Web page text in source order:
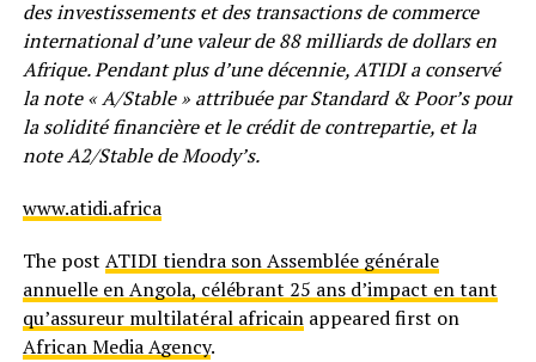
des investissements et des transactions de commerce
international d’une valeur de 88 milliards de dollars en
Afrique. Pendant plus d’une décennie, ATIDI a conservé
la note « A/Stable » attribuée par Standard & Poor’s pour
la solidité financière et le crédit de contrepartie, et la
note A2/Stable de Moody’s.
www.atidi.africa
The post ATIDI tiendra son Assemblée générale
annuelle en Angola, célébrant 25 ans d’impact en tant
qu’assureur multilatéral africainappeared first on
African Media Agency.